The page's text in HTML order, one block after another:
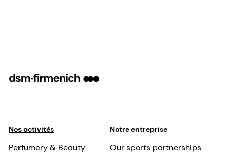
Nos activités
Perfumery & Beauty
Notre entreprise
Our sports partnerships